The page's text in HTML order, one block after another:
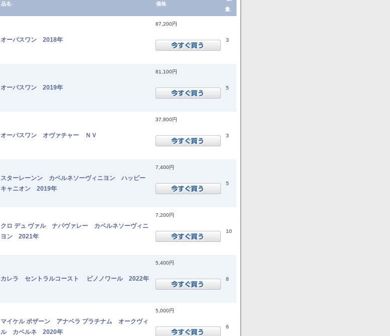
品名- 価格
量.
オーパスワン 2018年
87,200円
3
オーパスワン 2019年
81,100円
5
オーパスワン オヴァチャー ＮＶ
37,800円
3
スターレーンン カベルネソーヴィニヨン ハッピー
キャニオン 2019年
7,400円
5
クロ デュ ヴァル ナパヴァレー カベルネソーヴィニ
ヨン 2021年
7,200円
10
カレラ セントラルコースト ピノノワール 2022年
5,400円
8
マイケル ポザーン アナベラ プラチナム オークヴィ
ル カベルネ 2020年
5,000円
6